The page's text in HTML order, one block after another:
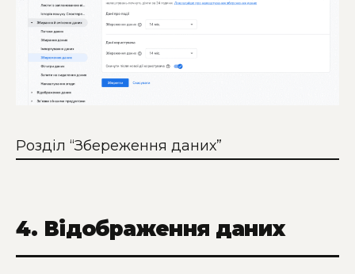
Розділ “Збереження даних”
4. Відображення даних